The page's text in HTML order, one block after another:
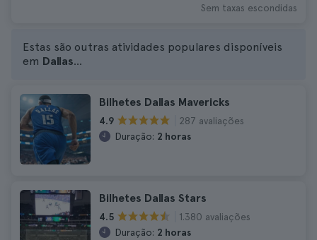
Sem taxas escondidas
Estas são outras atividades populares disponíveis
em Dallas...
Bilhetes Dallas Mavericks
4.9
287 avaliações
Duração: 2 horas
Bilhetes Dallas Stars
4.5
1.380 avaliações
Duração: 2 horas